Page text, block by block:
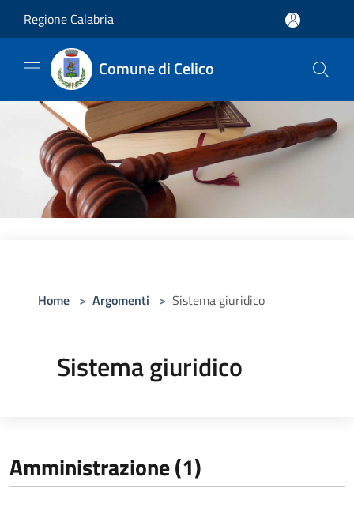
Regione Calabria
Comune di Celico
Home > Argomenti > Sistema giuridico
Sistema giuridico
Amministrazione (1)